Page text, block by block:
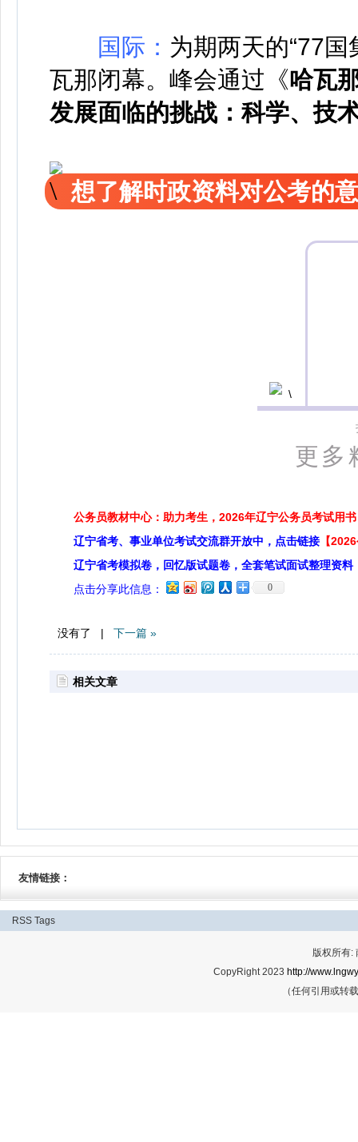
国际： 为期两天的“77
瓦那闭幕。峰会通过《哈瓦
发展面临的挑战：科学、技
想了解时政资料对公考的
更多精
公务员教材中心：助力考生，2026年辽宁公务员考试用书
辽宁省考、事业单位考试交流群开放中，点击链接 【
辽宁省考模拟卷，回忆版试题卷，全套笔试面试整理资料
点击分享此信息：
0
没有了 | 下一篇 »
相关文章
友情链接：
RSS Tags
版权所有:
CopyRight 2023 http://
（任何引用或转